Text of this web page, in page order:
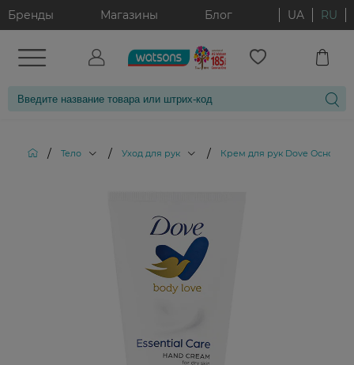
Бренды Магазины Блог UA RU
/ Тело / Уход для рук / Крем для рук Dove